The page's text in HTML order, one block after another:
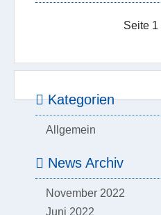
Seite 1
Kategorien
Allgemein
News Archiv
November 2022
Juni 2022